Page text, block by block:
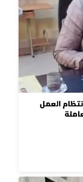
العمل
إنجاز 54 معاملة